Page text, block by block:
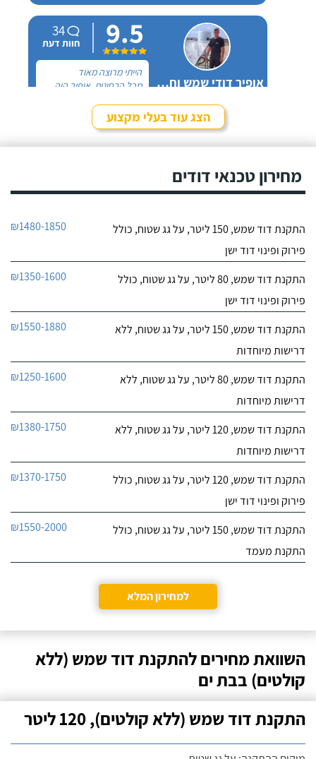
עבודה נקייה ומסודרת.
אופיר דודי שמש וחשמל
9.5
34
חוות דעת
הייתי מרוצה מאוד
מכל הבחינות, אופיר היה
לראות את המיקום של
ההתקנה, המחיר היה הוגן
היה לארג' והשאיר נקי
חייג עכשיו
שביט דודי שמש וחשמל בע"מ
לפרטי העסק
דודי שמש" שירות טוב,
חייג עכשיו
הצג עוד בעלי מקצוע
מחירון טכנאי דודים
התקנת דוד שמש, 150 ליטר, על גג שטוח, כולל
פירוק ופינוי דוד ישן
₪1480-1850
התקנת דוד שמש, 80 ליטר, על גג שטוח, כולל
פירוק ופינוי דוד ישן
₪1350-1600
התקנת דוד שמש, 150 ליטר, על גג שטוח, ללא
דרישות מיוחדות
₪1550-1880
התקנת דוד שמש, 80 ליטר, על גג שטוח, ללא
דרישות מיוחדות
₪1250-1600
התקנת דוד שמש, 120 ליטר, על גג שטוח, ללא
דרישות מיוחדות
₪1380-1750
התקנת דוד שמש, 120 ליטר, על גג שטוח, כולל
פירוק ופינוי דוד ישן
₪1370-1750
התקנת דוד שמש, 150 ליטר, על גג שטוח, כולל
התקנת מעמד
₪1550-2000
למחירון המלא
השוואת מחירים להתקנת דוד שמש (ללא
קולטים) בבת ים
התקנת דוד שמש (ללא קולטים), 120 ליטר